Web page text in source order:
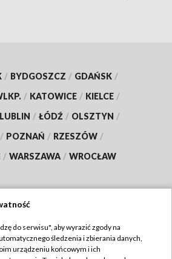
/ BYDGOSZCZ / GDAŃSK /
/ KATOWICE / KIELCE /
LUBLIN / ŁÓDŹ / OLSZTYN /
/ POZNAŃ / RZESZÓW /
/ WARSZAWA / WROCŁAW
TVP
do serwisu", aby wyrazić zgody na
śledzenia i zbierania danych,
urządzeniu końcowym i ich